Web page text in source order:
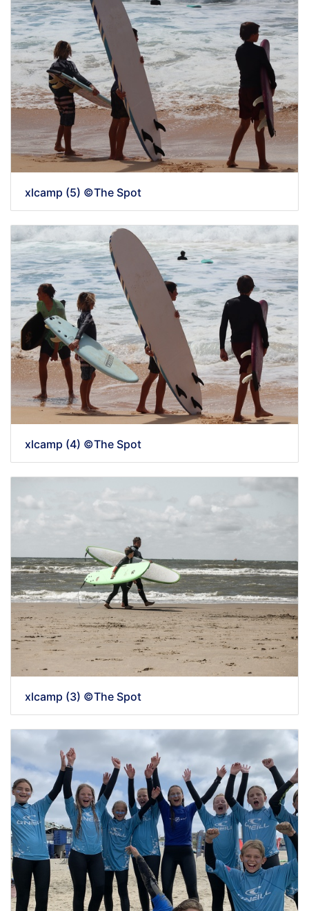
xlcamp (5) ©The Spot
xlcamp (4) ©The Spot
xlcamp (3) ©The Spot